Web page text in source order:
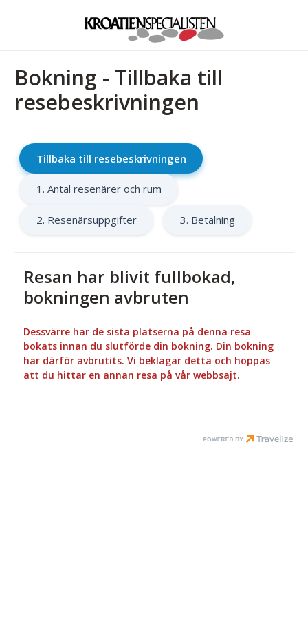
Bokning - Tillbaka till
resebeskrivningen
Tillbaka till resebeskrivningen
1. Antal resenärer och rum
2. Resenärsuppgifter 3. Betalning
Resan har blivit fullbokad,
bokningen avbruten
Dessvärre har de sista platserna på denna resa
bokats innan du slutförde din bokning. Din bokning
har därför avbrutits. Vi beklagar detta och hoppas
att du hittar en annan resa på vår webbsajt.